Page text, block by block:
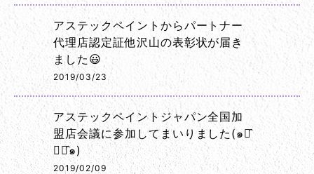
アステックペイントからパートナー
代理店認定証他沢山の表彰状が届き
ました😃
2019/03/23
アステックペイントジャパン全国加
盟店会議に参加してまいりました(๑･̑
◡･̑๑)
2019/02/09